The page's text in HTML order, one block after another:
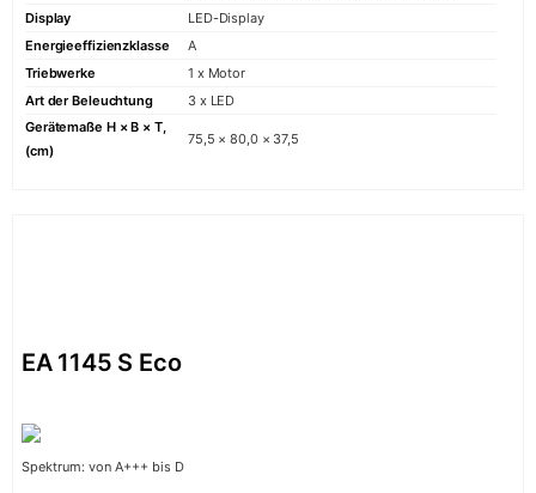
Display
LED-Display
Energieeffizienzklasse
A
Triebwerke
1 x Motor
Art der Beleuchtung
3 x LED
Gerätemaße H × B × T,
(cm)
75,5 × 80,0 × 37,5
EA 1145 S Eco
Spektrum: von A+++ bis D